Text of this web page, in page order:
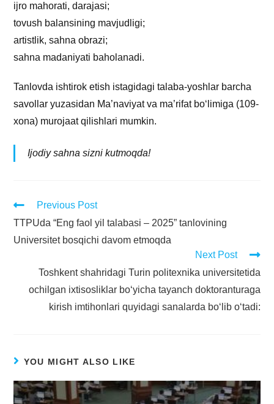
ijro mahorati, darajasi;
tovush balansining mavjudligi;
artistlik, sahna obrazi;
sahna madaniyati baholanadi.
Tanlovda ishtirok etish istagidagi talaba-yoshlar barcha
savollar yuzasidan Ma’naviyat va ma’rifat bo‘limiga (109-
xona) murojaat qilishlari mumkin.
Ijodiy sahna sizni kutmoqda!
Previous Post
TTPUda “Eng faol yil talabasi – 2025” tanlovining
Universitet bosqichi davom etmoqda
Next Post
Toshkent shahridagi Turin politexnika universitetida
ochilgan ixtisosliklar bo‘yicha tayanch doktoranturaga
kirish imtihonlari quyidagi sanalarda bo‘lib o‘tadi:
YOU MIGHT ALSO LIKE